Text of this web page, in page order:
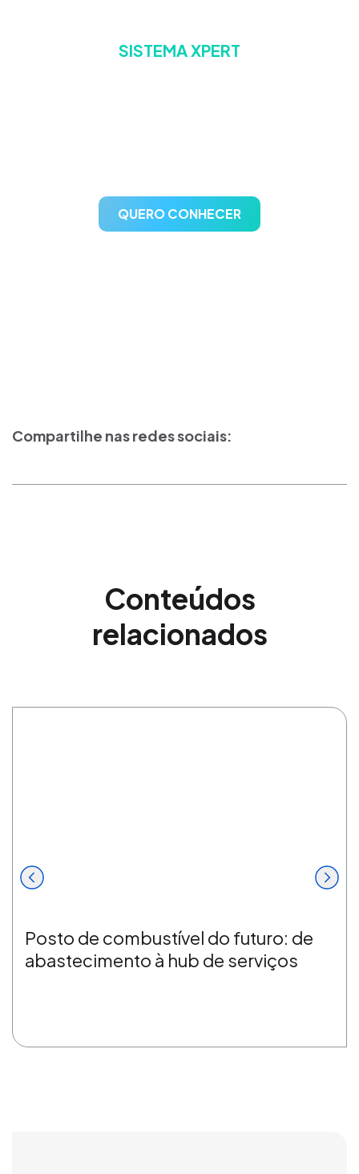
Compartilhe nas redes sociais:
SISTEMA XPERT
QUERO CONHECER
Conteúdos
relacionados
Posto de combustível do futuro: de
abastecimento à hub de serviços